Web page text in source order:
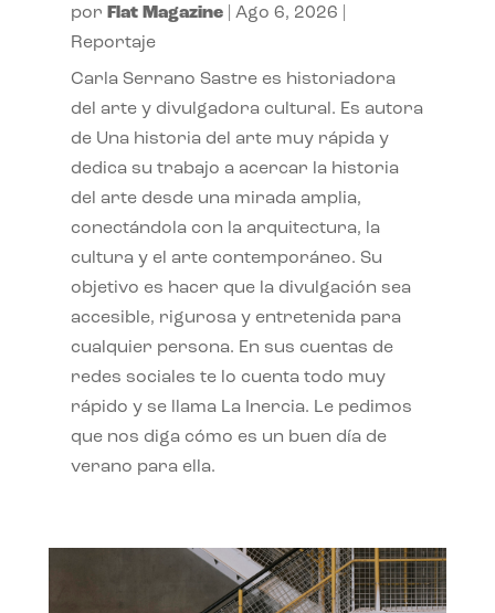
por Flat Magazine| Ago 6, 2026
Reportaje
Carla Serrano Sastre es historiadora
del arte y divulgadora cultural. Es autora
de Una historia del arte muy rápida y
dedica su trabajo a acercar la historia
del arte desde una mirada amplia,
conectándola con la arquitectura, la
cultura y el arte contemporáneo. Su
objetivo es hacer que la divulgación sea
accesible, rigurosa y entretenida para
cualquier persona. En sus cuentas de
redes sociales te lo cuenta todo muy
rápido y se llama La Inercia. Le pedimos
que nos diga cómo es un buen día de
verano para ella.